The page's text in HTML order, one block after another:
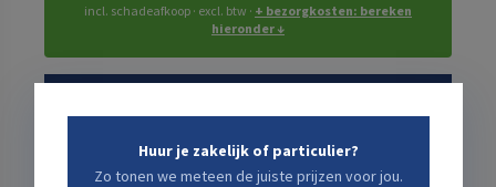
incl. schadeafkoop · excl. btw · + bezorgkosten: bereken
hieronder ↓
Huur je zakelijk of particulier?
Zo tonen we meteen de juiste prijzen voor jou.